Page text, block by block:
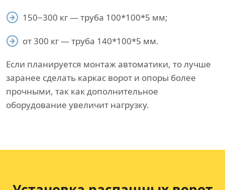
150−300 кг — труба 100*100*5 мм;
от 300 кг — труба 140*100*5 мм.
Если планируется монтаж автоматики, то лучше
заранее сделать каркас ворот и опоры более
прочными, так как дополнительное
оборудование увеличит нагрузку.